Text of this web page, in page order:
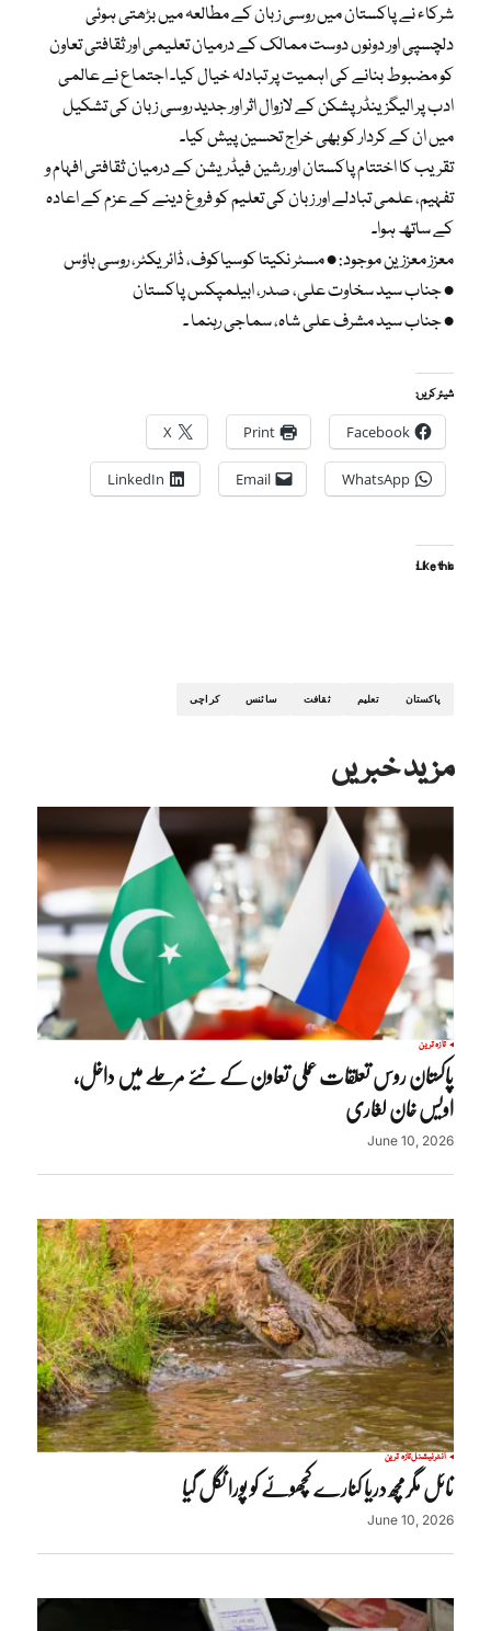
شرکاء نے پاکستان میں روسی زبان کے مطالعہ میں بڑھتی ہوئی
دلچسپی اور دونوں دوست ممالک کے درمیان تعلیمی اور ثقافتی تعاون
کو مضبوط بنانے کی اہمیت پر تبادلہ خیال کیا۔ اجتماع نے عالمی
ادب پر الیگزینڈر پشکن کے لازوال اثر اور جدید روسی زبان کی تشکیل
میں ان کے کردار کو بھی خراج تحسین پیش کیا۔
تقریب کا اختتام پاکستان اور رشین فیڈریشن کے درمیان ثقافتی افہام و
تفہیم، علمی تبادلے اور زبان کی تعلیم کو فروغ دینے کے عزم کے اعادہ
کے ساتھ ہوا۔
معزز معززین موجود: • مسٹر نکیتا کوسیاکوف، ڈائریکٹر، روسی ہاؤس
• جناب سید سخاوت علی، صدر، ابیلمپکس پاکستان
• جناب سید مشرف علی شاہ، سماجی رہنما ۔
شیئر کریں:
Facebook
Print
X
WhatsApp
Email
LinkedIn
Like this:
پاکستان تعلیم ثقافت سائنس کراچی
مزید خبریں
تازہ ترین
پاکستان روس تعلقات عملی تعاون کے نئے مرحلے میں داخل،
اویس خان لغاری
June 10, 2026
انٹرنیشنلتازہ ترین
نائل مگرمچھ دریا کنارے کچھوئے کو پورا نگل گیا
June 10, 2026